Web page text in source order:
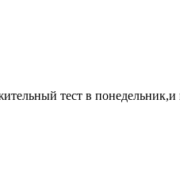
тест в понедельник,и